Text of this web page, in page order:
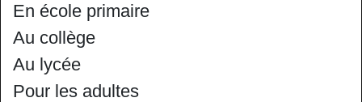
En école primaire
Au collège
Au lycée
Pour les adultes